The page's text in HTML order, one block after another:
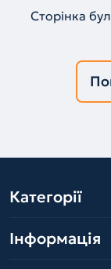
Сторінка
Категорії
Інформація